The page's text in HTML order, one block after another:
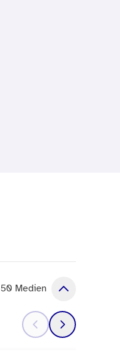
50 Medien